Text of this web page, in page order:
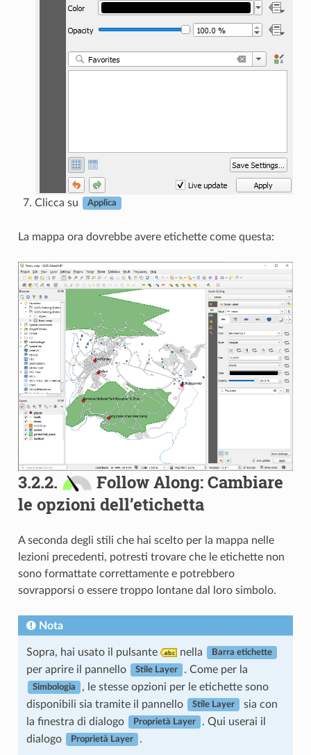
Clicca su Applica
La mappa ora dovrebbe avere etichette come questa:
3.2.2.
Follow Along: Cambiare
le opzioni dell’etichetta
A seconda degli stili che hai scelto per la mappa nelle
lezioni precedenti, potresti trovare che le etichette non
sono formattate correttamente e potrebbero
sovrapporsi o essere troppo lontane dal loro simbolo.
Nota
Sopra, hai usato il pulsante nella Barra etichette
per aprire il pannello Stile Layer . Come per la
Simbologia
, le stesse opzioni per le etichette sono
disponibili sia tramite il pannello
Stile Layer
sia con
la finestra di dialogo
Proprietà Layer
. Qui userai il
dialogo
Proprietà Layer .